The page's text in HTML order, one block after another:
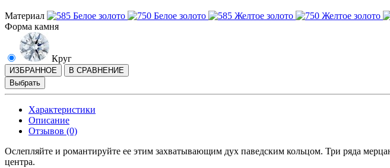
Материал
Форма камня
Круг
ИЗБРАННОЕ
В СРАВНЕНИЕ
Выбрать
Характеристики
Описание
Отзывов (0)
Ослепляйте и романтируйте ее этим захватывающим дух паведским кольцом. Три ряда
центра.